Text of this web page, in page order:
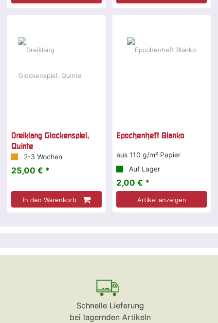
Dreiklang Glockenspiel,
Quinte
2-3 Wochen
25,00 € *
In den Warenkorb
Epochenheft Blanko
aus 110 g/m² Papier
Auf Lager
2,00 € *
Artikel anzeigen
Schnelle Lieferung
bei lagernden Artikeln